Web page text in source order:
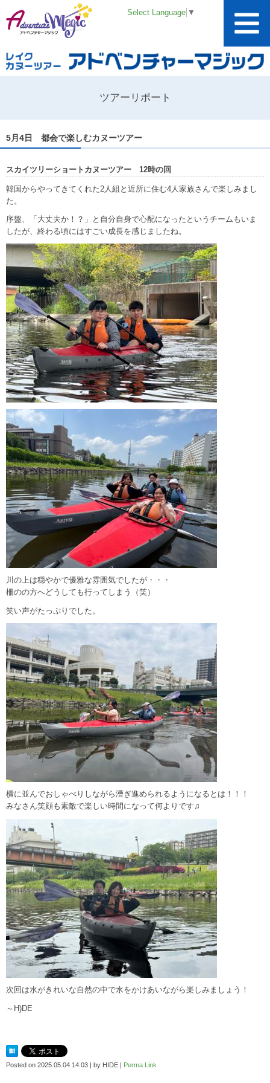
Select Language ▼
ツアーリポート
5月4日 都会で楽しむカヌーツアー
スカイツリーショートカヌーツアー 12時の回
韓国からやってきてくれた2人組と近所に住む4人家族さんで楽しみまし
た。
序盤、「大丈夫か！？」と自分自身で心配になったというチームもいま
したが、終わる頃にはすごい成長を感じましたね。
川の上は穏やかで優雅な雰囲気でしたが・・・
柵のの方へどうしても行ってしまう（笑）
笑い声がたっぷりでした。
横に並んでおしゃべりしながら漕ぎ進められるようになるとは！！！
みなさん笑顔も素敵で楽しい時間になって何よりです♫
次回は水がきれいな自然の中で水をかけあいながら楽しみましょう！
～H)DE
Posted on 2025.05.04 14:03 | by HIDE | Perma Link